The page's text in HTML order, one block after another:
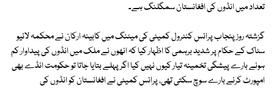
تعداد میں انڈوں کی افغانستان سمگلنگ ہے۔
گزشتہ روز پنجاب پرائس کنٹرول کمیٹی کی میٹنگ میں کابینہ ارکان نے محکمہ لائیو
سٹاک کے حکام پر شدید برہمی کا اظہار کیا کہ انھوں نے ملک میں انڈوں کی پیداوار کم
ہونے بارے پیشگی تخمینہ تیار کیوں نہیں کیا اگر پہلے بتایا جاتا تو حکومت انڈے بھی
امپورٹ کرنے بارے سوچ سکتی تھی، پرائس کمیٹی نے افغانستان کو انڈوں کی